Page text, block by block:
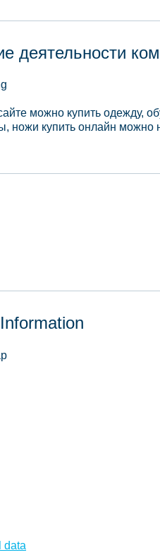
деятельности
можно купить одежду,
ножи купить онлайн можно
data